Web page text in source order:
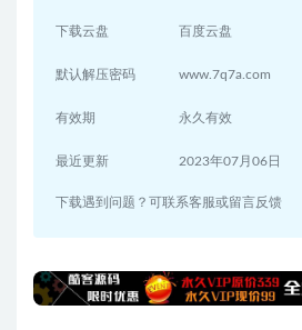
下载云盘 百度云盘
默认解压密码 www.7q7a.com
有效期 永久有效
最近更新 2023年07月06日
下载遇到问题？可联系客服或留言反馈